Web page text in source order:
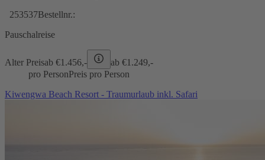
253537Bestellnr.:
Pauschalreise
Alter Preisab €1.456,- ab €1.249,-
pro PersonPreis pro Person
Kiwengwa Beach Resort - Traumurlaub inkl. Safari